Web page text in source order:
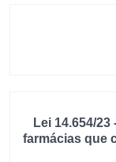
Lei 14.654/
farmácias que